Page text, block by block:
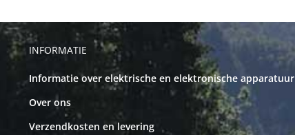
INFORMATIE
Informatie over elektrische en elektronische apparatuur
Over ons
Verzendkosten en levering